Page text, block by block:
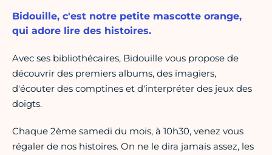
Bidouille, c'est notre petite mascotte orange,
qui adore lire des histoires.
Avec ses bibliothécaires, Bidouille vous propose de
découvrir des premiers albums, des imagiers,
d'écouter des comptines et d'interpréter des jeux des
doigts.
Chaque 2ème samedi du mois, à 10h30, venez vous
régaler de nos histoires. On ne le dira jamais assez, les